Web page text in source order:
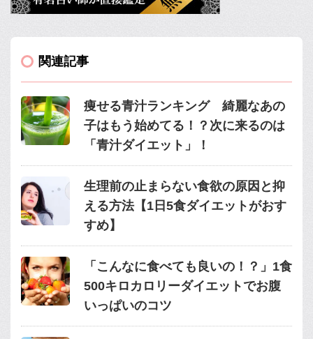
関連記事
痩せる青汁ランキング 綺麗なあの
子はもう始めてる！？次に来るのは
「青汁ダイエット」！
生理前の止まらない食欲の原因と抑
える方法【1日5食ダイエットがおす
すめ】
「こんなに食べても良いの！？」1食
500キロカロリーダイエットでお腹
いっぱいのコツ